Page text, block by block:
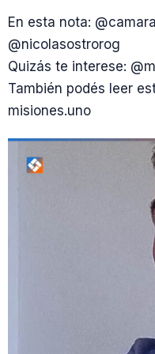
En esta nota:
@nicolasostrorog
Quizás te interese:
También podés leer
misiones.uno